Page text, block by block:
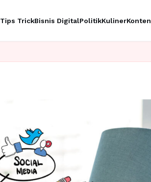
Tips TrickBisnis DigitalPolitikKulinerKonten